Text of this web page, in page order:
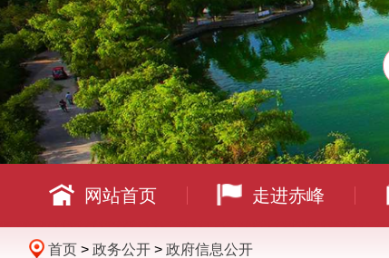
网站首页 走进赤峰
首页 > 政务公开 > 政府信息公开